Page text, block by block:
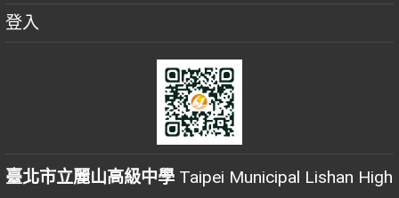
登入
臺北市立麗山高級中學 Taipei Municipal Lishan High